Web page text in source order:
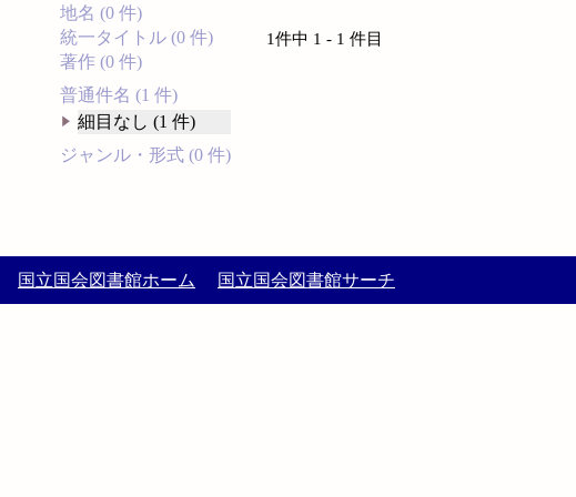
地名 (0 件)
統一タイトル (0 件)
著作 (0 件)
普通件名 (1 件)
細目なし (1 件)
ジャンル・形式 (0 件)
1件中 1 - 1 件目
国立国会図書館ホーム 国立国会図書館サーチ